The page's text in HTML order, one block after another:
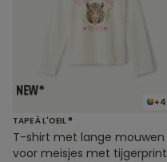
+4
TAPE À L'OEIL ®
T-shirt met lange mouwen
voor meisjes met tijgerprint